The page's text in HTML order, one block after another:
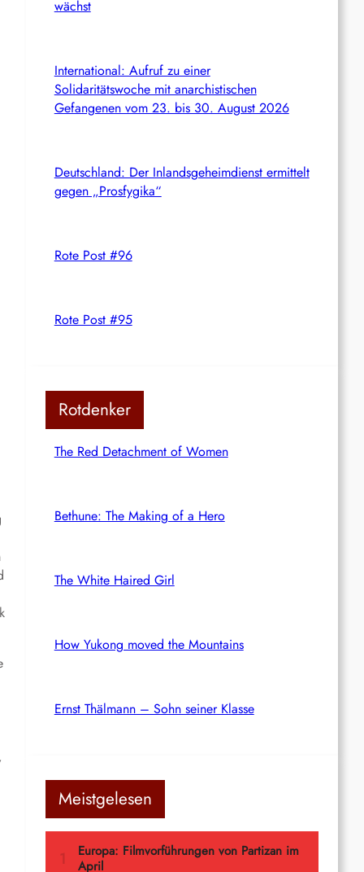
wächst
International: Aufruf zu einer
Solidaritätswoche mit anarchistischen
Gefangenen vom 23. bis 30. August 2026
Deutschland: Der Inlandsgeheimdienst ermittelt
gegen „Prosfygika“
Rote Post #96
Rote Post #95
Rotdenker
The Red Detachment of Women
Bethune: The Making of a Hero
The White Haired Girl
How Yukong moved the Mountains
Ernst Thälmann – Sohn seiner Klasse
Meistgelesen